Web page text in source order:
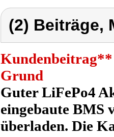
(2) Beiträge,
Kundenbeitrag**
Grund
Guter LiFePo4
eingebaute BMS
überladen. Die